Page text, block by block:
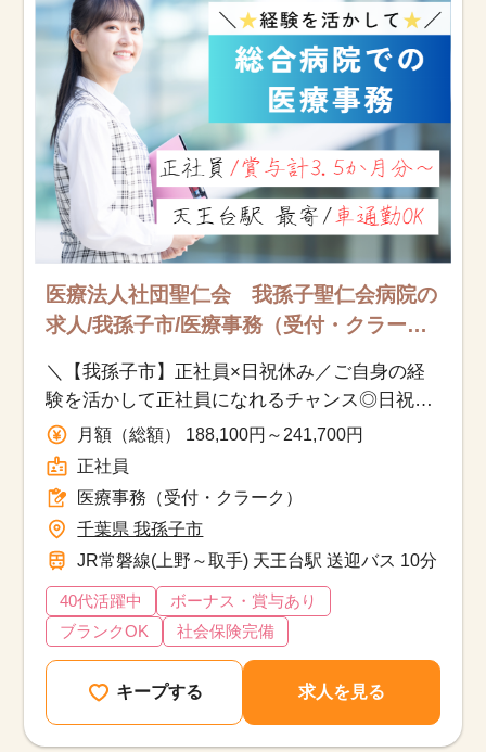
医療法人社団聖仁会 我孫子聖仁会病院の
求人/我孫子市/医療事務（受付・クラー
＼【我孫子市】正社員×日祝休み／ご自身の経
験を活かして正社員になれるチャンス◎日祝休
み＆車通勤可能で長期的に働きやすい環境です
♪
月額（総額） 188,100円～241,700円
正社員
医療事務（受付・クラーク）
千葉県 我孫子市
JR常磐線(上野～取手) 天王台駅 送迎バス 10分
40代活躍中
ボーナス・賞与あり
ブランクOK
社会保険完備
キープする 求人を見る